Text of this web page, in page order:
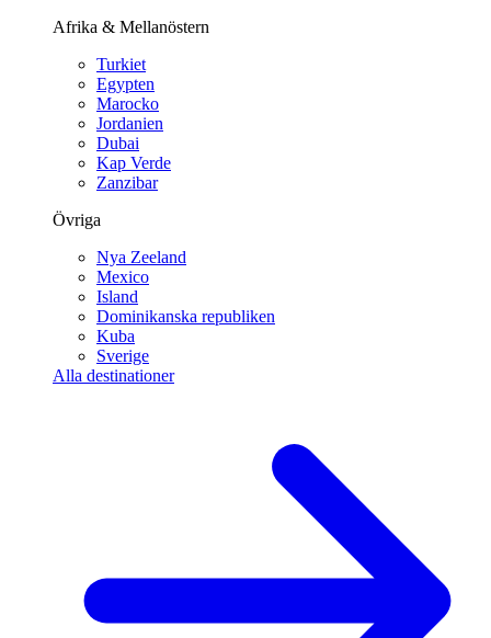
Afrika & Mellanöstern
Turkiet
Egypten
Marocko
Jordanien
Dubai
Kap Verde
Zanzibar
Övriga
Nya Zeeland
Mexico
Island
Dominikanska republiken
Kuba
Sverige
Alla destinationer